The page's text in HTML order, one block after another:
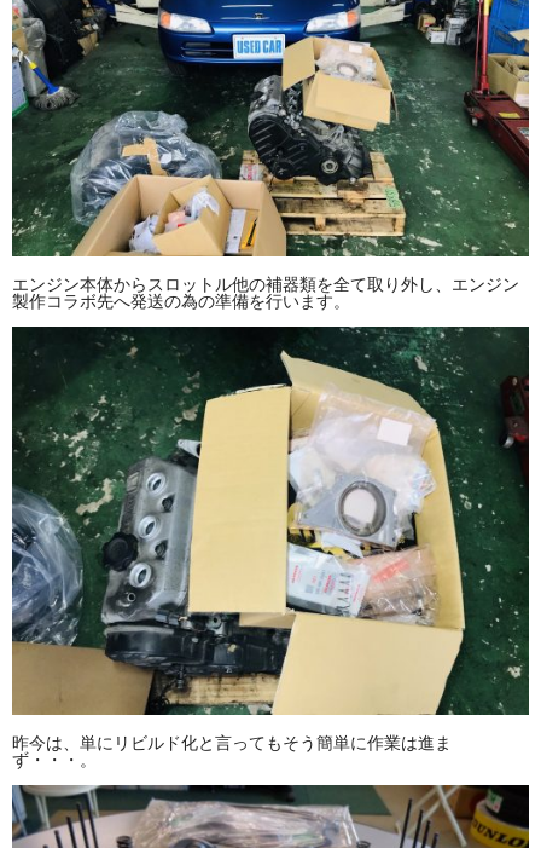
エンジン本体からスロットル他の補器類を全て取り外し、エンジン
製作コラボ先へ発送の為の準備を行います。
昨今は、単にリビルド化と言ってもそう簡単に作業は進ま
ず・・・。